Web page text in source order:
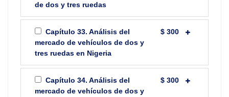
de dos y tres ruedas
Capítulo 33. Análisis del
mercado de vehículos de dos y
tres ruedas en Nigeria
$ 300
Capítulo 34. Análisis del
mercado de vehículos de dos y
$ 300